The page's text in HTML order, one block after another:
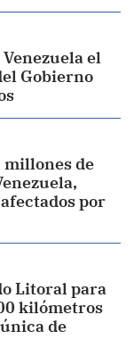
el
Gobierno
millones de
por
Litoral para
kilómetros
de